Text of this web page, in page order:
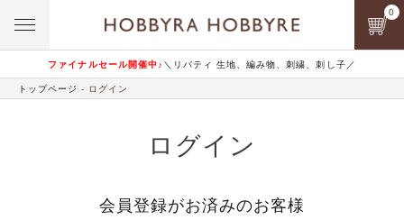
ファイナルセール開催中♪ ＼リバティ 生地、編み物、刺繍、刺し子／
0
トップページ ログイン
ログイン
会員登録がお済みのお客様